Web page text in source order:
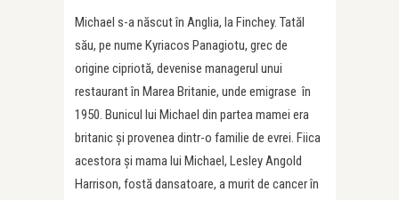
Michael s-a născut în Anglia, la Finchey. Tatăl
său, pe nume Kyriacos Panagiotu, grec de
origine cipriotă, devenise managerul unui
restaurant în Marea Britanie, unde emigrase în
1950. Bunicul lui Michael din partea mamei era
britanic și provenea dintr-o familie de evrei. Fiica
acestora şi mama lui Michael, Lesley Angold
Harrison, fostă dansatoare, a murit de cancer în